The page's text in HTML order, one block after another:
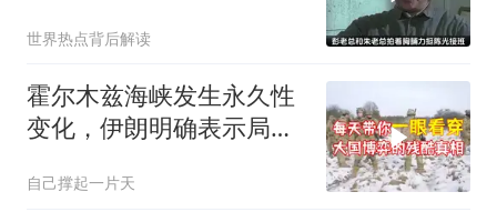
世界热点背后解读
霍尔木兹海峡发生永久性
变化，伊朗明确表示局势
自己撑起一片天